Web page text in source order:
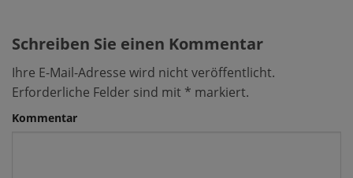
Schreiben Sie einen Kommentar
Ihre E-Mail-Adresse wird nicht veröffentlicht.
Erforderliche Felder sind mit * markiert.
Kommentar